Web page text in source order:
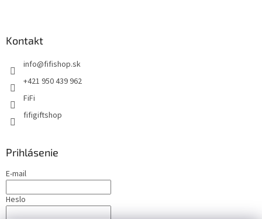
Kontakt
info@fifishop.sk
+421 950 439 962
FiFi
fifigiftshop
Prihlásenie
E-mail
Heslo